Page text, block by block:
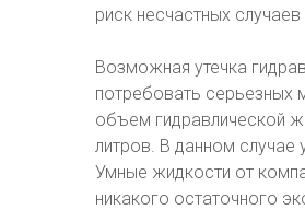
риск несчастных случаев
Возможная утечка
потребовать серьезных
объем гидравлической
литров. В данном случае
Умные жидкости от
никакого остаточного